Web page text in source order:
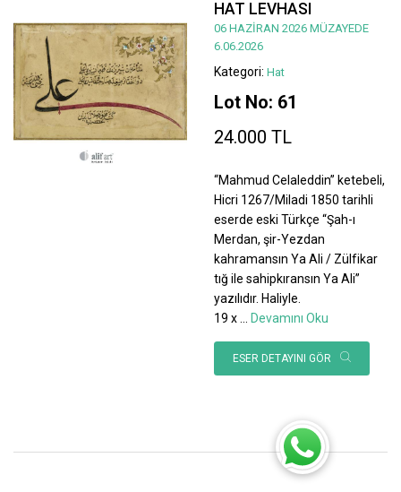
HAT LEVHASI
06 HAZİRAN 2026 MÜZAYEDE
6.06.2026
Kategori: Hat
Lot No: 61
24.000 TL
“Mahmud Celaleddin” ketebeli,
Hicri 1267/Miladi 1850 tarihli
eserde eski Türkçe “Şah-ı
Merdan, şir-Yezdan
kahramansın Ya Ali / Zülfikar
tığ ile sahipkıransın Ya Ali”
yazılıdır. Haliyle.
19 x
Devamını Oku
ESER DETAYINI GÖR